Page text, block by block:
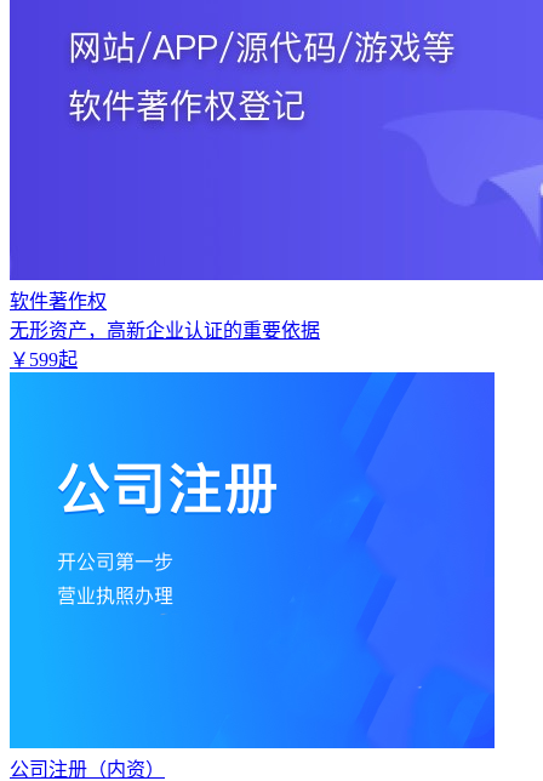
软件著作权
无形资产，高新企业认证的重要依据
￥ 599起
公司注册（内资）